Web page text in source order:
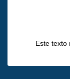
Este texto